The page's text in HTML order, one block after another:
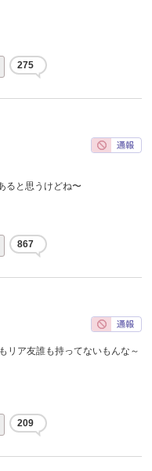
275
ると思うけどね〜
867
リア友誰も持ってないもんな～
209